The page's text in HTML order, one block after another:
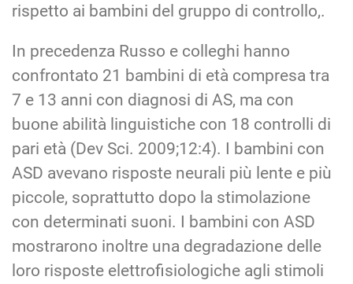
rispetto ai bambini del gruppo di controllo,.
In precedenza Russo e colleghi hanno
confrontato 21 bambini di età compresa tra
7 e 13 anni con diagnosi di AS, ma con
buone abilità linguistiche con 18 controlli di
pari età (Dev Sci. 2009;12:4). I bambini con
ASD avevano risposte neurali più lente e più
piccole, soprattutto dopo la stimolazione
con determinati suoni. I bambini con ASD
mostrarono inoltre una degradazione delle
loro risposte elettrofisiologiche agli stimoli